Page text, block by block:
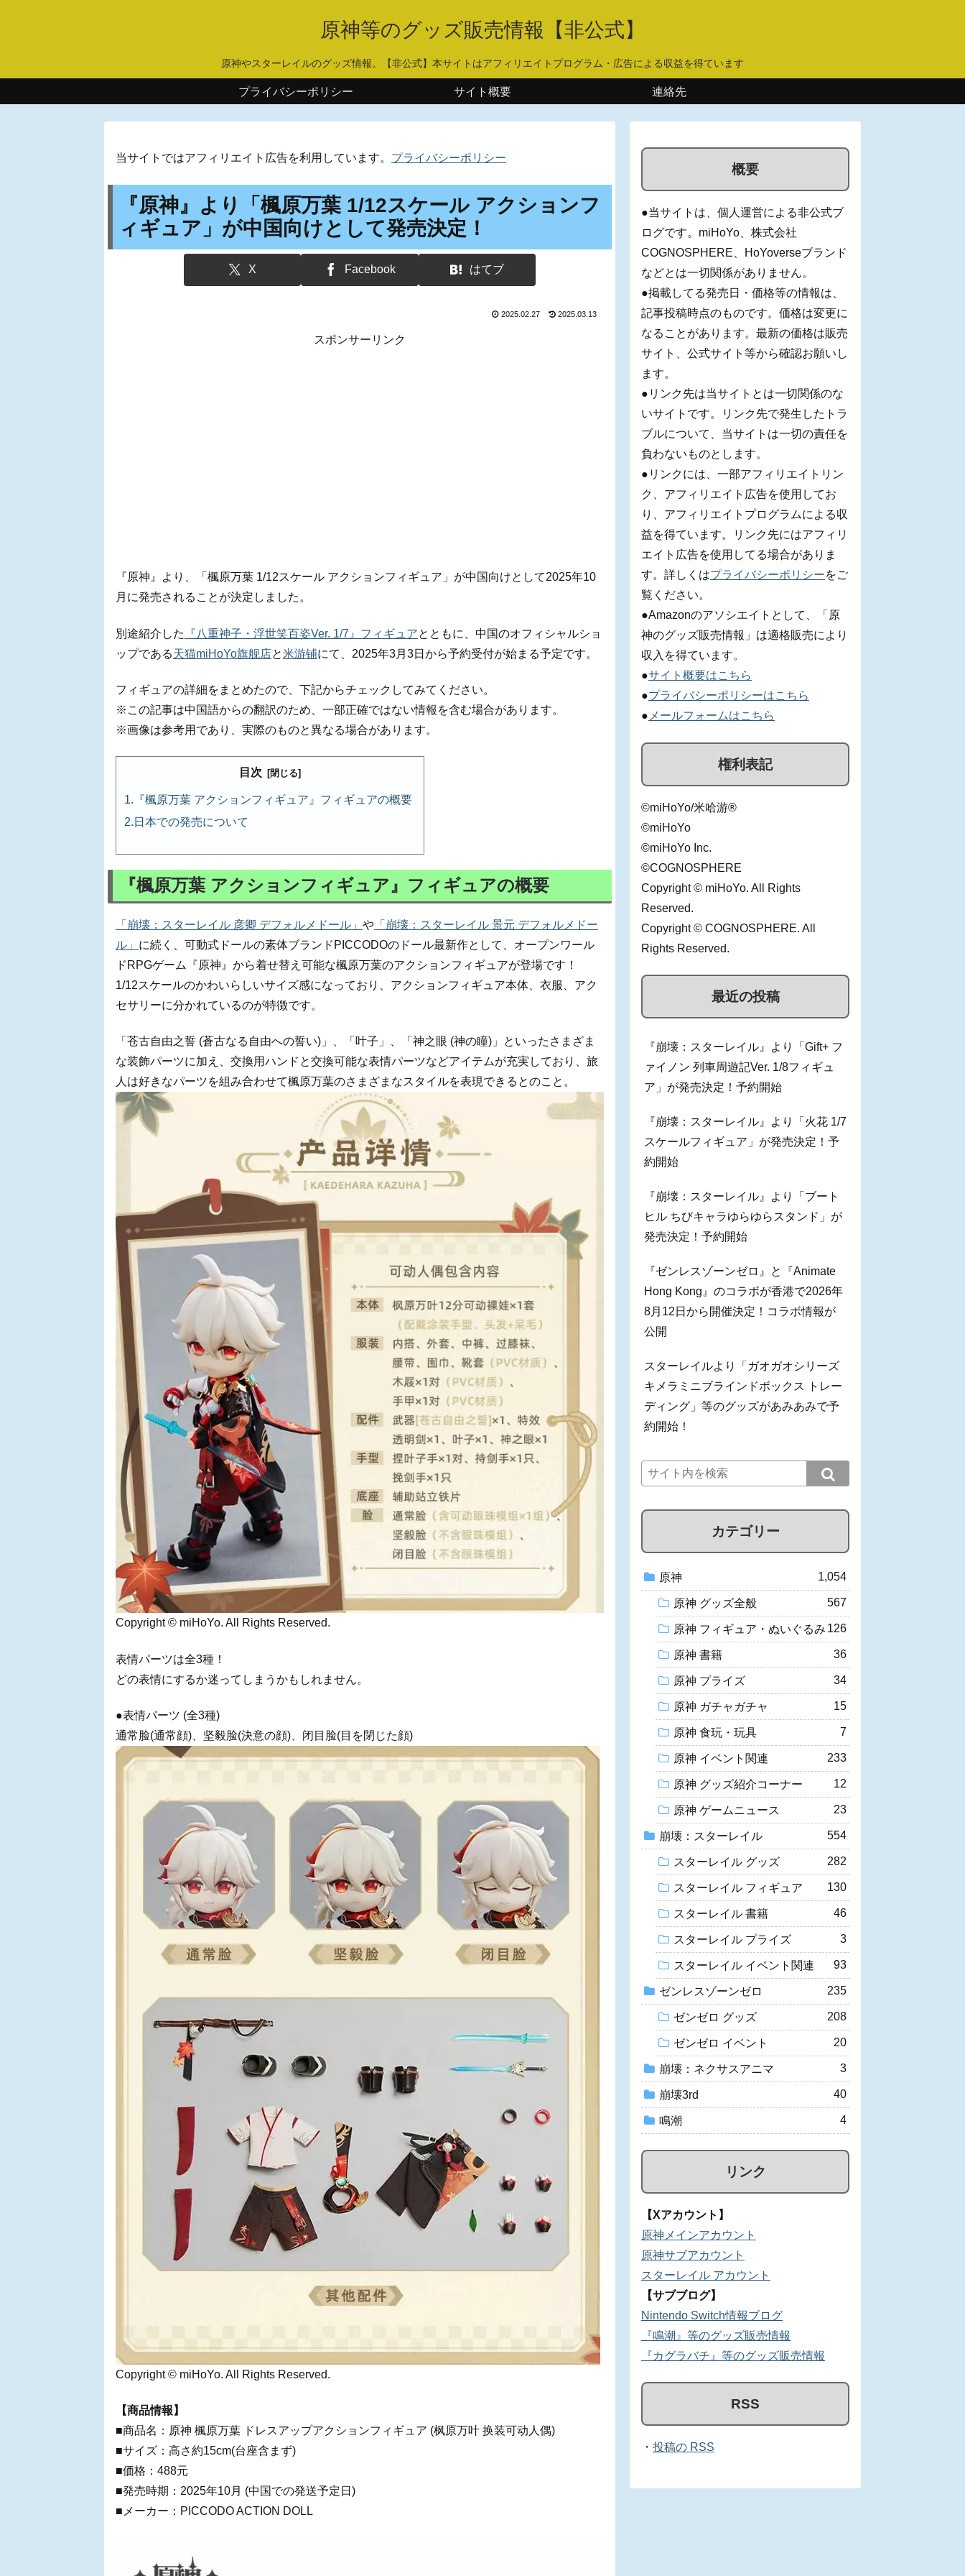
原神等のグッズ販売情報【非公式】
原神やスターレイルのグッズ情報。【非公式】本サイトはアフィリエイトプログラム・広告による収益を得ています
プライバシーポリシー サイト概要 連絡先
当サイトではアフィリエイト広告を利用しています。 プライバシーポリシー
『原神』より「楓原万葉 1/12スケール アクションフ
ィギュア」が中国向けとして発売決定！
X Facebook はてブ
2025.02.27 2025.03.13
スポンサーリンク
『原神』より、「楓原万葉 1/12スケール アクションフィギュア」が中国向けとして2025年10
月に発売されることが決定しました。
別途紹介した 『八重神子・浮世笑百姿Ver. 1/7』フィギュアとともに、中国のオフィシャルショ
ップである天猫miHoYo旗舰店と米游铺にて、2025年3月3日から予約受付が始まる予定です。
フィギュアの詳細をまとめたので、下記からチェックしてみてください。
※この記事は中国語からの翻訳のため、一部正確ではない情報を含む場合があります。
※画像は参考用であり、実際のものと異なる場合があります。
目次
『楓原万葉 アクションフィギュア』フィギュアの概要
日本での発売について
『楓原万葉 アクションフィギュア』フィギュアの概要
「崩壊：スターレイル 彦卿 デフォルメドール」 や 「崩壊：スターレイル 景元 デフォルメドー
ル」 に続く、可動式ドールの素体ブランドPICCODOのドール最新作として、オープンワール
ドRPGゲーム『原神』から着せ替え可能な楓原万葉のアクションフィギュアが登場です！
1/12スケールのかわいらしいサイズ感になっており、アクションフィギュア本体、衣服、アク
セサリーに分かれているのが特徴です。
「苍古自由之誓 (蒼古なる自由への誓い)」、「叶子」、「神之眼 (神の瞳)」といったさまざま
な装飾パーツに加え、交換用ハンドと交換可能な表情パーツなどアイテムが充実しており、旅
人は好きなパーツを組み合わせて楓原万葉のさまざまなスタイルを表現できるとのこと。
Copyright © miHoYo. All Rights Reserved.
表情パーツは全3種！
どの表情にするか迷ってしまうかもしれません。
●表情パーツ (全3種)
通常脸(通常顔)、坚毅脸(決意の顔)、闭目脸(目を閉じた顔)
Copyright © miHoYo. All Rights Reserved.
【商品情報】
■商品名：原神 楓原万葉 ドレスアップアクションフィギュア (枫原万叶 换装可动人偶)
■サイズ：高さ約15cm(台座含まず)
■価格：488元
■発売時期：2025年10月 (中国での発送予定日)
■メーカー：PICCODO ACTION DOLL
概要
●当サイトは、個人運営による非公式ブ
ログです。miHoYo、株式会社
COGNOSPHERE、HoYoverseブランド
などとは一切関係がありません。
●掲載してる発売日・価格等の情報は、
記事投稿時点のものです。価格は変更に
なることがあります。最新の価格は販売
サイト、公式サイト等から確認お願いし
ます。
●リンク先は当サイトとは一切関係のな
いサイトです。リンク先で発生したトラ
ブルについて、当サイトは一切の責任を
負わないものとします。
●リンクには、一部アフィリエイトリン
ク、アフィリエイト広告を使用してお
り、アフィリエイトプログラムによる収
益を得ています。リンク先にはアフィリ
エイト広告を使用してる場合がありま
す。詳しくはプライバシーポリシーをご
覧ください。
●Amazonのアソシエイトとして、「原
神のグッズ販売情報」は適格販売により
収入を得ています。
●サイト概要はこちら
●プライバシーポリシーはこちら
● メールフォームはこちら
権利表記
©miHoYo/米哈游®
©miHoYo
©miHoYo Inc.
©COGNOSPHERE
Copyright © miHoYo. All Rights
Reserved.
Copyright © COGNOSPHERE. All
Rights Reserved.
最近の投稿
『崩壊：スターレイル』より「Gift+ フ
ァイノン 列車周遊記Ver. 1/8フィギュ
ア」が発売決定！予約開始
『崩壊：スターレイル』より「火花 1/7
スケールフィギュア」が発売決定！予
約開始
『崩壊：スターレイル』より「ブート
ヒル ちびキャラゆらゆらスタンド」が
発売決定！予約開始
『ゼンレスゾーンゼロ』と『Animate
Hong Kong』のコラボが香港で2026年
8月12日から開催決定！コラボ情報が
公開
スターレイルより「ガオガオシリーズ
キメラミニブラインドボックス トレー
ディング」等のグッズがあみあみで予
約開始！
カテゴリー
原神 1,054
原神 グッズ全般 567
原神 フィギュア・ぬいぐるみ 126
原神 書籍 36
原神 プライズ 34
原神 ガチャガチャ 15
原神 食玩・玩具 7
原神 イベント関連 233
原神 グッズ紹介コーナー 12
原神 ゲームニュース 23
崩壊：スターレイル 554
スターレイル グッズ 282
スターレイル フィギュア 130
スターレイル 書籍 46
スターレイル プライズ 3
スターレイル イベント関連 93
ゼンレスゾーンゼロ 235
ゼンゼロ グッズ 208
ゼンゼロ イベント 20
崩壊：ネクサスアニマ 3
崩壊3rd 40
鳴潮 4
リンク
【Xアカウント】
原神メインアカウント
原神サブアカウント
スターレイル アカウント
【サブブログ】
Nintendo Switch情報ブログ
『鳴潮』等のグッズ販売情報
『カグラバチ』等のグッズ販売情報
RSS
・ 投稿の RSS